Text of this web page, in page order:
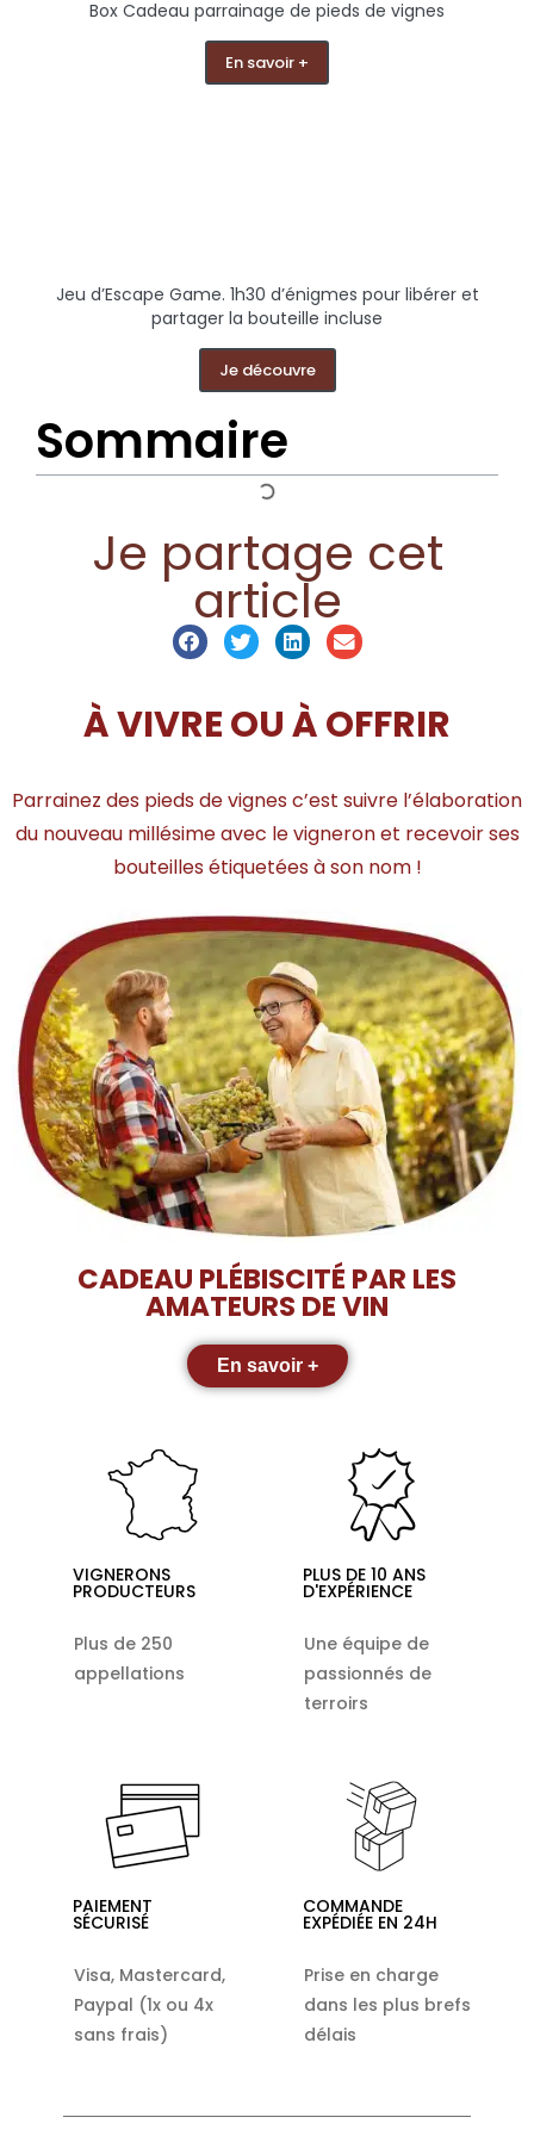
Box Cadeau parrainage de pieds de vignes
En savoir +
Jeu d’Escape Game. 1h30 d’énigmes pour libérer et
partager la bouteille incluse
Je découvre
Sommaire
Je partage cet
article
À VIVRE OU À OFFRIR
Parrainez des pieds de vignes c’est suivre l’élaboration
du nouveau millésime avec le vigneron et recevoir ses
bouteilles étiquetées à son nom !
CADEAU PLÉBISCITÉ PAR LES
AMATEURS DE VIN
En savoir +
VIGNERONS
PRODUCTEURS
Plus de 250
appellations
PLUS DE 10 ANS
D'EXPÉRIENCE
Une équipe de
passionnés de
terroirs
PAIEMENT
SÉCURISÉ
Visa, Mastercard,
Paypal (1x ou 4x
sans frais)
COMMANDE
EXPÉDIÉE EN 24H
Prise en charge
dans les plus brefs
délais